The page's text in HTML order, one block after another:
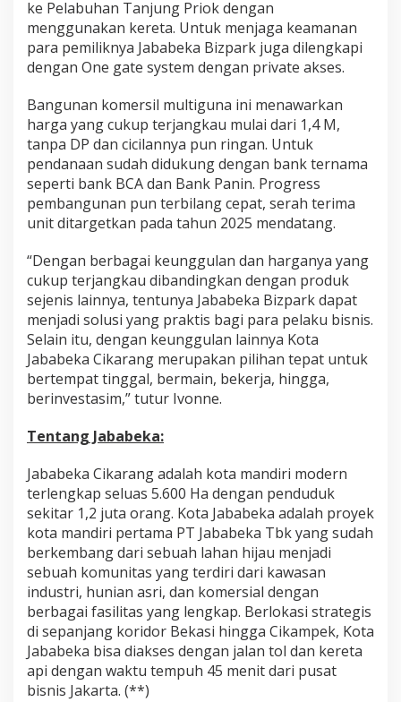
ke Pelabuhan Tanjung Priok dengan
menggunakan kereta. Untuk menjaga keamanan
para pemiliknya Jababeka Bizpark juga dilengkapi
dengan One gate system dengan private akses.
Bangunan komersil multiguna ini menawarkan
harga yang cukup terjangkau mulai dari 1,4 M,
tanpa DP dan cicilannya pun ringan. Untuk
pendanaan sudah didukung dengan bank ternama
seperti bank BCA dan Bank Panin. Progress
pembangunan pun terbilang cepat, serah terima
unit ditargetkan pada tahun 2025 mendatang.
“Dengan berbagai keunggulan dan harganya yang
cukup terjangkau dibandingkan dengan produk
sejenis lainnya, tentunya Jababeka Bizpark dapat
menjadi solusi yang praktis bagi para pelaku bisnis.
Selain itu, dengan keunggulan lainnya Kota
Jababeka Cikarang merupakan pilihan tepat untuk
bertempat tinggal, bermain, bekerja, hingga,
berinvestasim,” tutur Ivonne.
Tentang Jababeka:
Jababeka Cikarang adalah kota mandiri modern
terlengkap seluas 5.600 Ha dengan penduduk
sekitar 1,2 juta orang. Kota Jababeka adalah proyek
kota mandiri pertama PT Jababeka Tbk yang sudah
berkembang dari sebuah lahan hijau menjadi
sebuah komunitas yang terdiri dari kawasan
industri, hunian asri, dan komersial dengan
berbagai fasilitas yang lengkap. Berlokasi strategis
di sepanjang koridor Bekasi hingga Cikampek, Kota
Jababeka bisa diakses dengan jalan tol dan kereta
api dengan waktu tempuh 45 menit dari pusat
bisnis Jakarta. (**)